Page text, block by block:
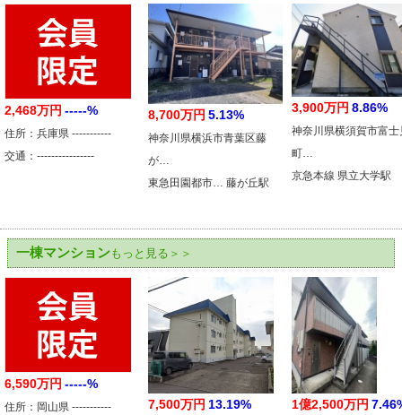
2,468万円 -----%
住所：兵庫県 -----------
交通：----------------
8,700万円 5.13%
神奈川県横浜市青葉区藤
が…
東急田園都市… 藤が丘駅
3,900万円 8.86%
神奈川県横須賀市富士
町…
京急本線 県立大学駅
一棟マンションもっと見る＞＞
6,590万円 -----%
住所：岡山県 -----------
7,500万円 13.19% 1億2,500万円